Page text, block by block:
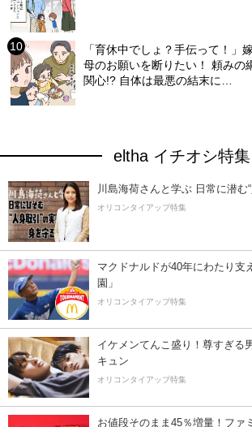
「育休中でしょ？手伝って！」
母のお願いを断りたい！ 頼みの
関心!? 自体は最悪の結末に…
eltha イチオシ特集
川島海荷さんと学ぶ 日常に潜む
オリコンタイアップ特集
マクドナルドが40年にわたり支
園」
オリコンタイアップ特集
イケメンてんこ盛り！尊すぎる
キュン
オリコンタイアップ特集
お値段そのまま45％増量！ファ